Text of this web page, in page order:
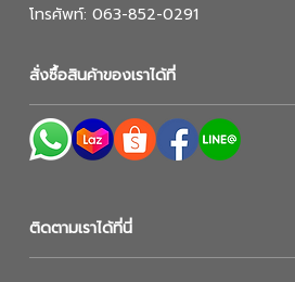
โทรศัพท์: 063-852-0291
สั่งซื้อสินค้าของเราได้ที่
ติดตามเราได้ที่นี่